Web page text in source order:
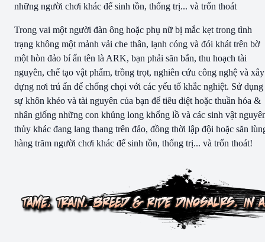
những người chơi khác để sinh tồn, thống trị... và trốn thoát
Trong vai một người đàn ông hoặc phụ nữ bị mắc kẹt trong tình
trạng không một mảnh vải che thân, lạnh cóng và đói khát trên bờ
một hòn đảo bí ẩn tên là ARK, bạn phải săn bắn, thu hoạch tài
nguyên, chế tạo vật phẩm, trồng trọt, nghiên cứu công nghệ và xây
dựng nơi trú ẩn để chống chọi với các yếu tố khắc nghiệt. Sử dụng
sự khôn khéo và tài nguyên của bạn để tiêu diệt hoặc thuần hóa &
nhân giống những con khủng long khổng lồ và các sinh vật
thủy khác đang lang thang trên đảo, đồng thời lập đội hoặc săn
hàng trăm người chơi khác để sinh tồn, thống trị... và trốn thoát!